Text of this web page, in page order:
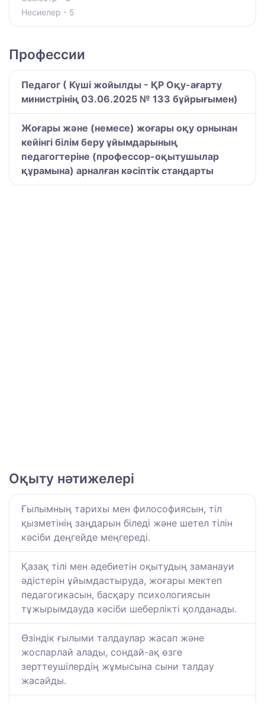
Несиелер - 5
Профессии
Педагог ( Күші жойылды - ҚР Оқу-ағарту
министрінің 03.06.2025 № 133 бұйрығымен)
Жоғары және (немесе) жоғары оқу орнынан
кейінгі білім беру ұйымдарының
педагогтеріне (профессор-оқытушылар
құрамына) арналған кәсіптік стандарты
Оқыту нәтижелері
Ғылымның тарихы мен философиясын, тіл
қызметінің заңдарын біледі және шетел тілін
кәсіби деңгейде меңгереді.
Қазақ тілі мен әдебиетін оқытудың заманауи
әдістерін ұйымдастыруда, жоғары мектеп
педагогикасын, басқару психологиясын
тұжырымдауда кәсіби шеберлікті қолданады.
Өзіндік ғылыми талдаулар жасап және
жоспарлай алады, сондай-ақ өзге
зерттеушілердің жұмысына сыни талдау
жасайды.